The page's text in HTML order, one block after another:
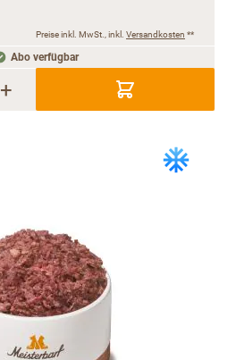
Preise inkl. MwSt., inkl. Versandkosten **
Abo verfügbar
+